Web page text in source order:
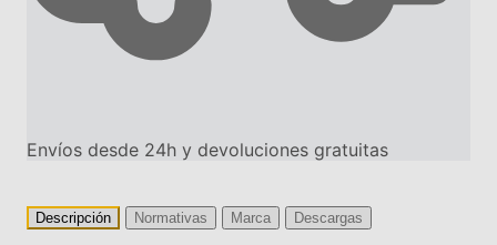
Envíos desde 24h y devoluciones gratuitas
Descripción Normativas Marca Descargas